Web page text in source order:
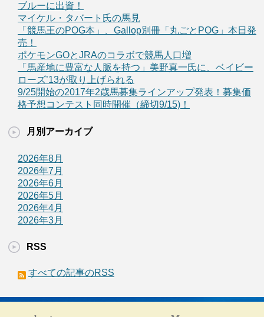
ブルーに出資！
マイケル・タバート氏の馬見
「競馬王のPOG本」、Gallop別冊「丸ごとPOG」本日発
売！
ポケモンGOとJRAのコラボで競馬人口増
「馬産地に豊富な人脈を持つ」美野真一氏に、ベイビー
ローズ’13が取り上げられる
9/25開始の2017年2歳馬募集ラインアップ発表！募集価
格予想コンテスト同時開催（締切9/15)！
月別アーカイブ
2026年8月
2026年7月
2026年6月
2026年5月
2026年4月
2026年3月
RSS
すべての記事のRSS